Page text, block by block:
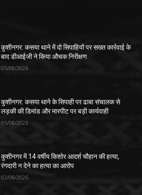
कुशीनगर: कसया थाने में दो सिपाहियों पर सख्त कार्रवाई के
बाद डीआईजी ने किया औचक निरीक्षण
05/08/2026
कुशीनगर: कसया थाने के सिपाही पर ढाबा संचालक से
लड़की की डिमांड और मारपीट पर बड़ी कार्यवाही
05/08/2026
कुशीनगर में 14 वर्षीय किशोर आदर्श चौहान की हत्या,
रंगदारी न देने का हत्या का आरोप
02/08/2026